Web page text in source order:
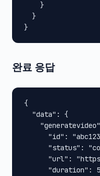
    }
  }
}
완료 응답
{
  "data": {
"id":
"status":
"url":
"duration":